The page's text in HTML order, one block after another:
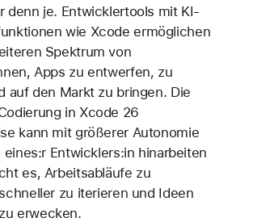
denn je. Entwicklertools mit KI-
wie Xcode ermöglichen
Spektrum von
Apps zu entwerfen, zu
auf den Markt zu bringen. Die
in Xcode 26
kann mit größerer Autonomie
eines:r Entwicklers:in hinarbeiten
es, Arbeitsabläufe zu
zu iterieren und Ideen
erwecken.